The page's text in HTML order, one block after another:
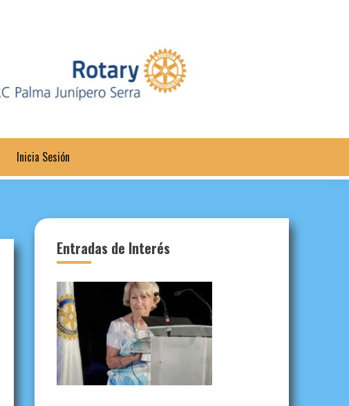
Inicia Sesión
Entradas de Interés